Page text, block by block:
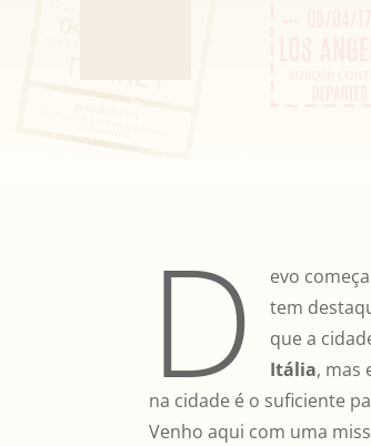
D evo
tem
que a
Itália, mas
na cidade é o suficiente
Venho aqui com uma